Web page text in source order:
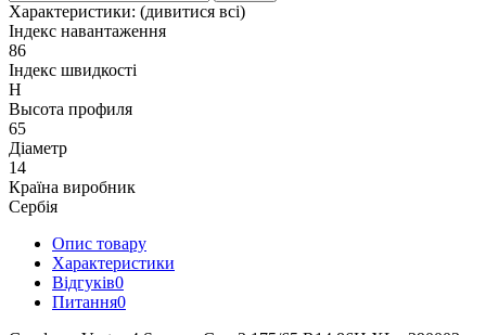
Характеристики: (дивитися всі)
Індекс навантаження
86
Індекс швидкості
H
Высота профиля
65
Діаметр
14
Країна виробник
Сербія
Опис товару
Характеристики
Відгуків0
Питання0